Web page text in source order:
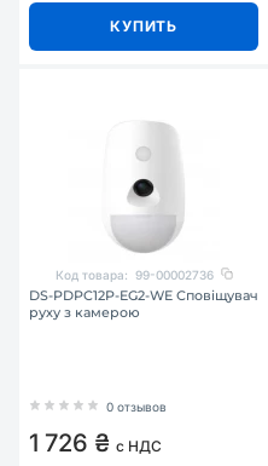
КУПИТЬ
Код товара: 99-00002736
DS-PDPC12P-EG2-WE Сповіщувач
руху з камерою
0 отзывов
1 726 ₴ с НДС